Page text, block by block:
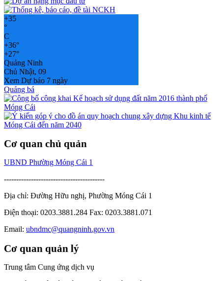
+35
°
C
+36°
+27°
Quảng Ninh
Chủ Nhật, 09
Xem Dự báo 7 ngày
Quảng bá
Cơ quan chủ quản
UBND Phường Móng Cái 1
-----------------------------------------
Địa chỉ: Đường Hữu nghị, Phường Móng Cái 1
Điện thoại: 0203.3881.284 Fax: 0203.3881.071
Email: ubndmc@quangninh.gov.vn
Cơ quan quản lý
Trung tâm Cung ứng dịch vụ